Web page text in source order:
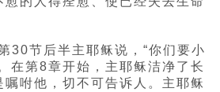
30节后半主耶稣说，“你们要小
在第8章开始，主耶稣洁净了长
嘱咐他，切不可告诉人。主耶稣